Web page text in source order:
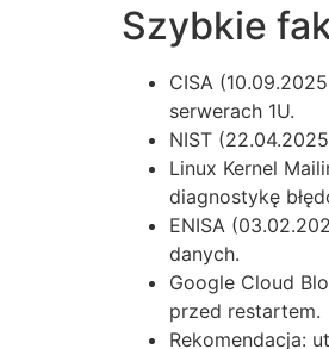
Szybkie
CISA
serwerach 1U.
NIST
Linux Kernel
diagnostykę
ENISA
danych.
Google Cloud
przed restartem.
Rekomendacja: